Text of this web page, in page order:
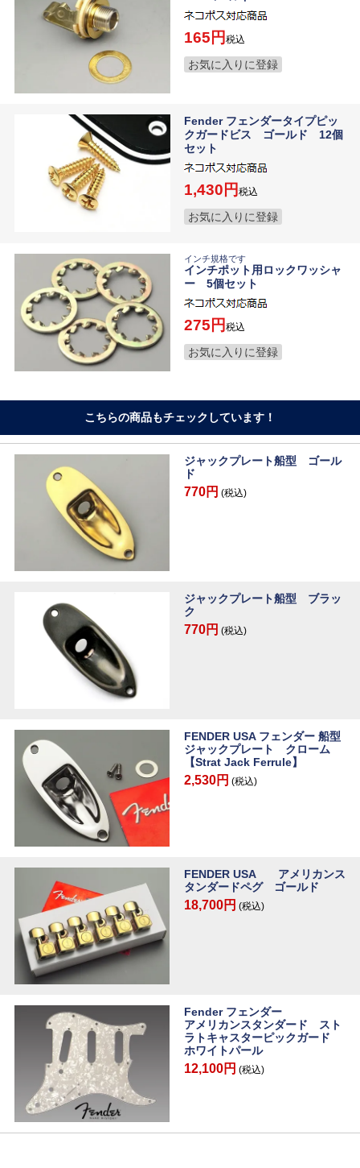
165 税込
お気に入りに登録
Fender フェンダータイプピッ
クガードビス ゴールド 12個
セット
1,430 税込
お気に入りに登録
インチ規格です
インチポット用ロックワッシャ
ー 5個セット
275 税込
お気に入りに登録
こちらの商品もチェックしています！
ジャックプレート船型 ゴール
ド
770円 (税込)
ジャックプレート船型 ブラッ
ク
770円 (税込)
FENDER USA フェンダー 船型
ジャックプレート クローム
【Strat Jack Ferrule】
2,530円 (税込)
FENDER USA アメリカンス
タンダードペグ ゴールド
18,700円 (税込)
Fender フェンダー
アメリカンスタンダード スト
ラトキャスターピックガード
ホワイトパール
12,100円 (税込)